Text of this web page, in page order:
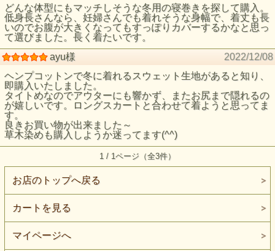
どんな体型にもマッチしそうな冬用の寝巻きを探して購入。
低身長さんなら、妊婦さんでも着れそうな身幅で、着丈も長
いのでお腹が大きくなってもすっぽりカバーするかなと思っ
て選びました。長く着たいです。
ayu様
2022/12/08
ヘンプコットンで冬に着れるスウェット生地があると知り、
即購入いたしました。
タイトめなのでアウターにも響かず、またお尻まで隠れるの
が嬉しいです。ロングスカートと合わせて着ようと思ってま
す。
良きお買い物が出来ました～
草木染めも購入しようか迷ってます(^^)
1 / 1ページ（全3件）
お店のトップへ戻る
カートを見る
マイページへ